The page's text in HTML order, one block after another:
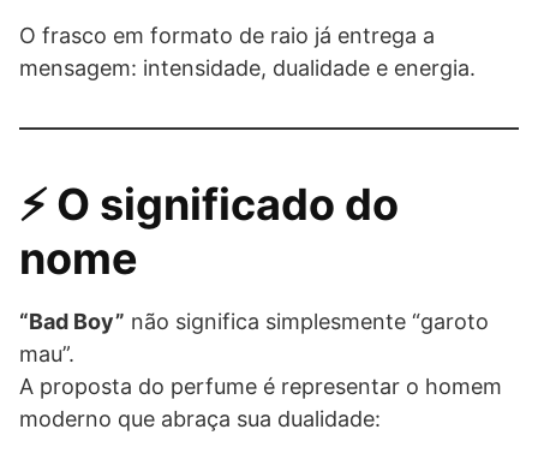
O frasco em formato de raio já entrega a
mensagem: intensidade, dualidade e energia.
⚡ O significado do
nome
“Bad Boy” não significa simplesmente “garoto
mau”.
A proposta do perfume é representar o homem
moderno que abraça sua dualidade: